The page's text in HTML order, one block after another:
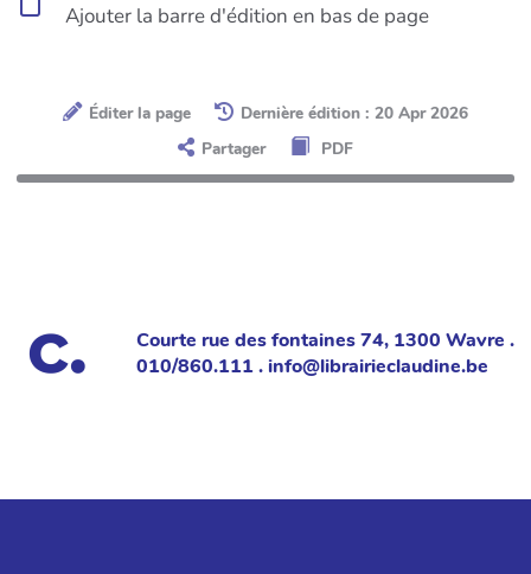
Ajouter la barre d'édition en bas de page
Éditer la page
Dernière édition : 20 Apr 2026
Partager
PDF
Courte rue des fontaines 74, 1300 Wavre .
010/860.111 . info@librairieclaudine.be